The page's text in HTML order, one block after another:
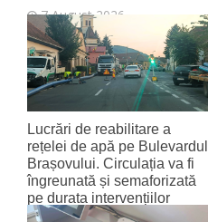
7 August 2026
Lucrări de reabilitare a
rețelei de apă pe Bulevardul
Brașovului. Circulația va fi
îngreunată și semaforizată
pe durata intervențiilor